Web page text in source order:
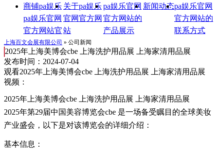
商铺pa娱乐
pa娱乐官网
官方网站官
网官方网站
首页
关于pa娱乐
官网官方网
站
pa娱乐官网
官方网站的
产品展示
新闻动态pa娱乐官网
官方网站的
联系方式
上海百文会展有限公司 » 公司新闻
2025年上海美博会cbe 上海洗护用品展 上海家清用品展
发布时间：2024-07-04
观看2025年上海美博会cbe 上海洗护用品展 上海家清用品展
视频：
2025年上海美博会cbe 上海洗护用品展 上海家清用品展
2025年第29届中国美容博览会cbe 是一场备受瞩目的全球美妆
产业盛会，以下是对该博览会的详细介绍：
基本信息：